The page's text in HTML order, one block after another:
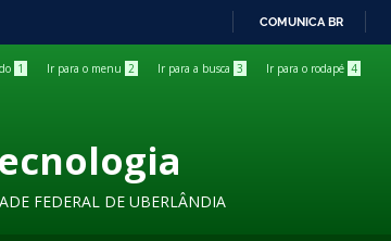
COMUNICA BR
1 Ir para o menu 2 Ir para a busca 3 Ir para o rodapé 4
FEDERAL DE UBERLÂNDIA